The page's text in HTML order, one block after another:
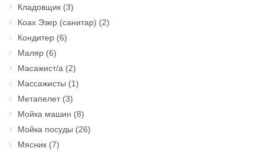
Кладовщик (3)
Коах Эзер (санитар) (2)
Кондитер (6)
Маляр (6)
Масажист/а (2)
Массажисты (1)
Метапелет(3)
Мойка машин (8)
Мойка посуды (26)
Мясник (7)